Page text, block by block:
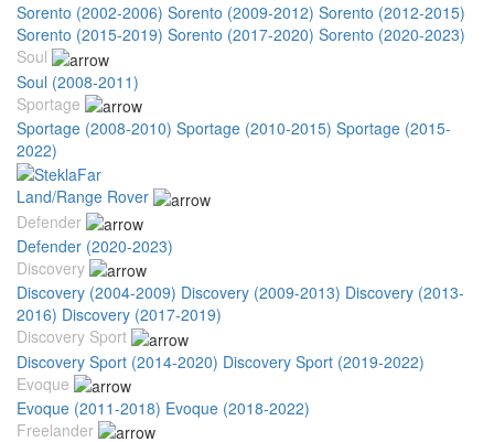
Sorento (2002-2006) Sorento (2009-2012) Sorento (2012-2015)
Sorento (2015-2019) Sorento (2017-2020) Sorento (2020-2023)
Soul
Soul (2008-2011)
Sportage
Sportage (2008-2010) Sportage (2010-2015) Sportage (2015-
2022)
Land/Range Rover
Defender
Defender (2020-2023)
Discovery
Discovery (2004-2009) Discovery (2009-2013) Discovery (2013-
2016) Discovery (2017-2019)
Discovery Sport
Discovery Sport (2014-2020) Discovery Sport (2019-2022)
Evoque
Evoque (2011-2018) Evoque (2018-2022)
Freelander